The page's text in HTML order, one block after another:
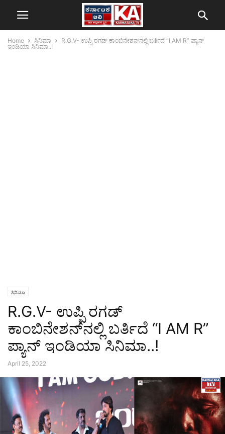
Home ಸಿನಿಮಾ
R.G.V- ಉಪ್ಪಿ ರಗಡ್ ಕಾಂಬಿನೇಶನ್‌ನಲ್ಲಿ ಬರ್ತಿದೆ “I AM R” ಪ್ಯಾನ್
ಇಂಡಿಯಾ ಸಿನಿಮಾ..!
ಸಿನಿಮಾ
R.G.V- ಉಪ್ಪಿ ರಗಡ್
ಕಾಂಬಿನೇಶನ್‌ನಲ್ಲಿ ಬರ್ತಿದೆ “I AM R”
ಪ್ಯಾನ್ ಇಂಡಿಯಾ ಸಿನಿಮಾ..!
April 25, 2022